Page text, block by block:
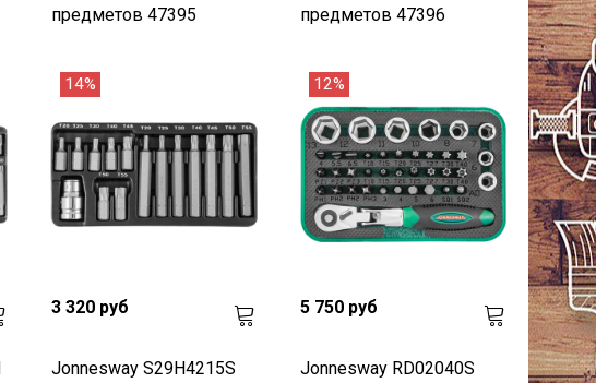
предметов 47395
предметов 47396
14%
3 320 руб
Jonnesway S29H4215S
12%
5 750 руб
Jonnesway RD02040S